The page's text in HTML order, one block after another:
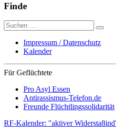
Finde
Suche
nach:
Impressum / Datenschutz
Kalender
Für Geflüchtete
Pro Asyl Essen
Antirassismus-Telefon.de
Freunde Flüchtlingssolidarität
RF-Kalender: "aktiver